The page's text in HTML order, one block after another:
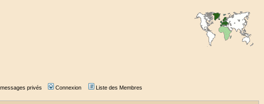
privés Connexion Liste des Membres